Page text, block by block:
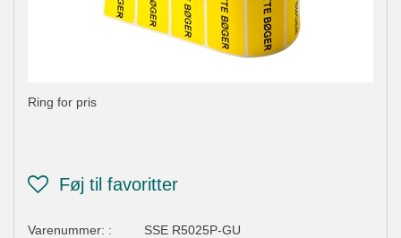
Ring for pris
Varenummer: : SSE R5025P-GU